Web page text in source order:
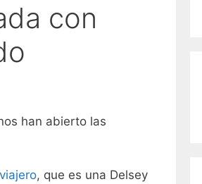
con
han abierto las
, que es una Delsey